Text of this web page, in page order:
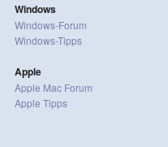
Windows
Windows-Forum
Windows-Tipps
Apple
Apple Mac Forum
Apple Tipps